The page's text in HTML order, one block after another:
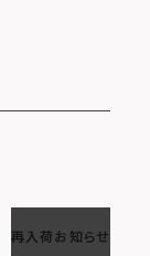
再入荷お知らせ